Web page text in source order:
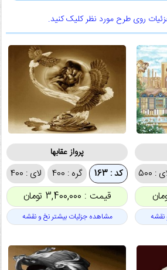
روی طرح مورد نظر کلیک کنید.
: 500
نقشه
پرواز عقابها
کد : 163 گره : 400 لای : 400
قیمت : 3,400,000 تومان
مشاهده جزئیات بیشتر نخ و نقشه